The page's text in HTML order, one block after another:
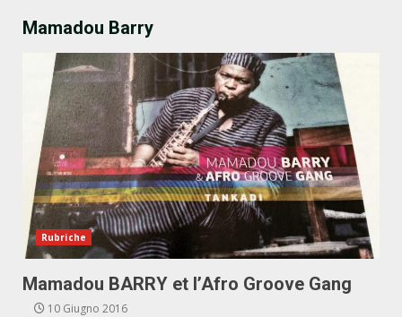
Mamadou Barry
Rubriche
Mamadou BARRY et l’Afro Groove Gang
10 Giugno 2016